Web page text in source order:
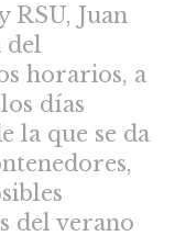
RSU, Juan
del
horarios, a
días
la que se da
del verano